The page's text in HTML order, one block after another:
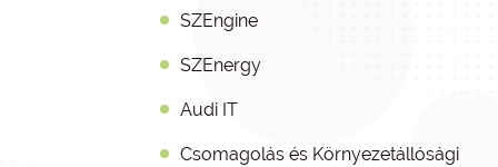
SZEngine
SZEnergy
Audi IT
Csomagolás és Környezetállósági